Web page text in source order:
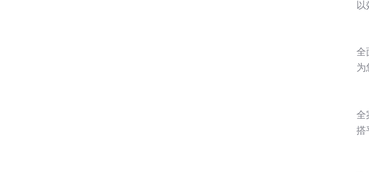
全
为
全
搭